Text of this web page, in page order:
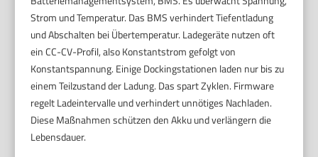
Strom und Temperatur. Das BMS verhindert Tiefentladung
und Abschalten bei Übertemperatur. Ladegeräte nutzen oft
ein CC-CV-Profil, also Konstantstrom gefolgt von
Konstantspannung. Einige Dockingstationen laden nur bis zu
einem Teilzustand der Ladung. Das spart Zyklen. Firmware
regelt Ladeintervalle und verhindert unnötiges Nachladen.
Diese Maßnahmen schützen den Akku und verlängern die
Lebensdauer.